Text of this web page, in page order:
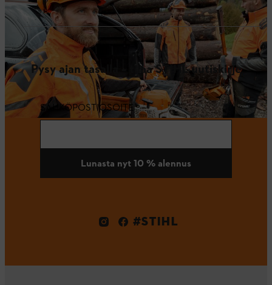
Pysy ajan tasalla – tilaa STIHL uutiskirje
SÄHKÖPOSTIOSOITE
Lunasta nyt 10 % alennus
#STIHL